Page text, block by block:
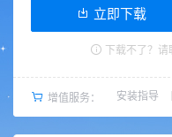
立即下载
下载不了？请
增值服务： 安装指导